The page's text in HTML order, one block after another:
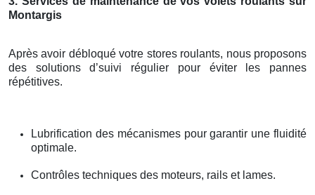
Montargis
Après avoir débloqué votre stores roulants, nous proposons
des solutions d’suivi régulier pour éviter les pannes
répétitives.
Lubrification des mécanismes pour garantir une fluidité
optimale.
Contrôles techniques des moteurs, rails et lames.